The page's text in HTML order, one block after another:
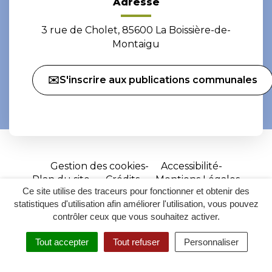
Ce site utilise des traceurs pour fonctionner et obtenir des
statistiques d'utilisation afin améliorer l'utilisation, vous pouvez
contrôler ceux que vous souhaitez activer.
Tout accepter Tout refuser Personnaliser
RECHERCHER
ACCESSIBILITÉ
3 rue de Cholet, 85600 La Boissière-de-
Montaigu
✉️S'inscrire aux publications communales
Gestion des cookies
Accessibilité
Plan du site
Crédits
Mentions Légales
Site
réalisé
par
Inovagora